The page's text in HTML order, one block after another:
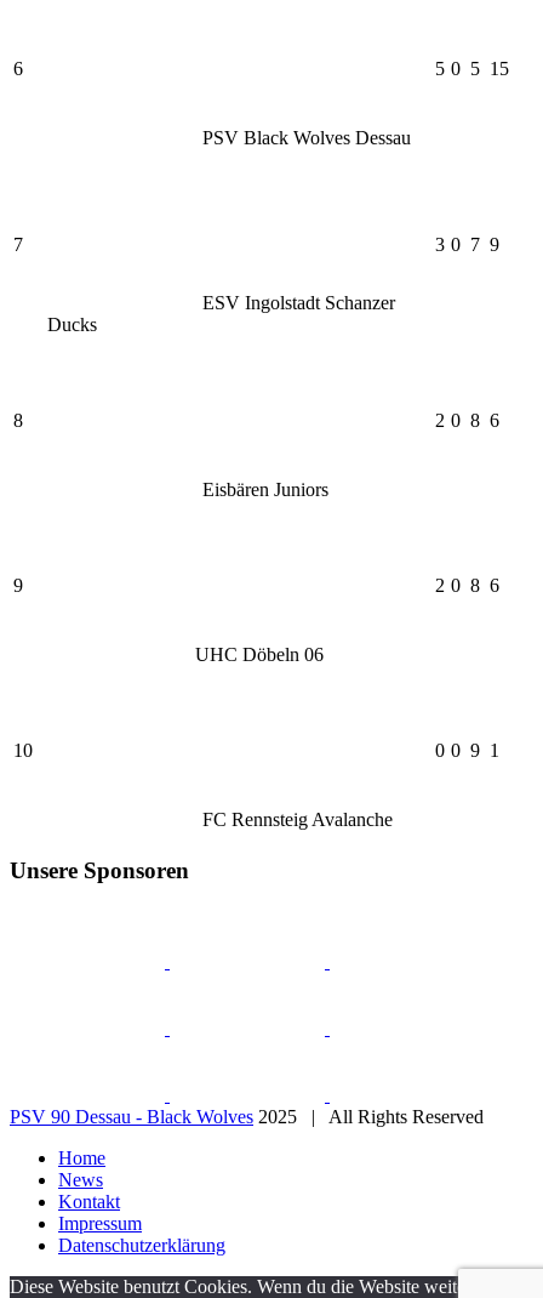
6
PSV Black Wolves Dessau
5 0 5 15
7
ESV Ingolstadt Schanzer
Ducks
3 0 7 9
8
Eisbären Juniors
2 0 8 6
9
UHC Döbeln 06
2 0 8 6
10
FC Rennsteig Avalanche
0 0 9 1
Unsere Sponsoren
PSV 90 Dessau - Black Wolves 2025 | All Rights Reserved
Home
News
Kontakt
Impressum
Datenschutzerklärung
Diese Website benutzt Cookies. Wenn du die Website weiter nutzt,